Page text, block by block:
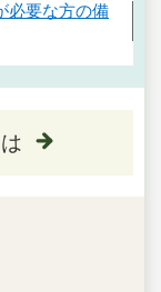
必要な方の備